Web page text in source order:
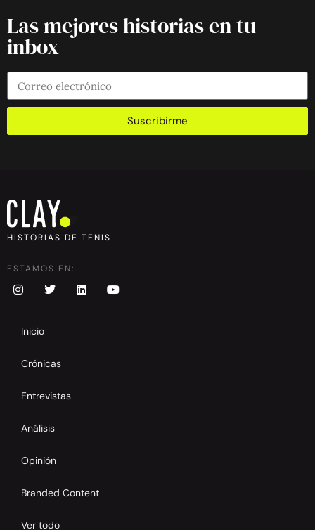
Las mejores historias en tu
inbox
Suscribirme
HISTORIAS DE TENIS
ESTAMOS EN:
Inicio
Crónicas
Entrevistas
Análisis
Opinión
Branded Content
Ver todo